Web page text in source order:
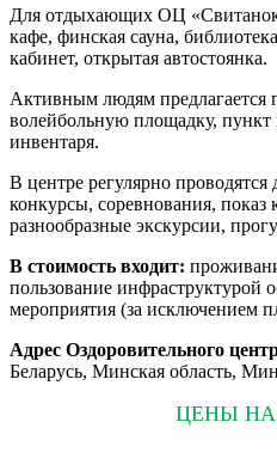
Для отдыхающих ОЦ
кафе, финская сауна,
кабинет, открытая автостоянка.
Активным людям предлагается
волейбольную площадку, пункт
инвентаря.
В центре регулярно проводятся
конкурсы, соревнования,
разнообразные экскурсии,
В стоимость входит:
пользование инфраструктурой
мероприятия (за исключением
Адрес Оздоровительного
Беларусь, Минская область,
ЦЕНЫ НА